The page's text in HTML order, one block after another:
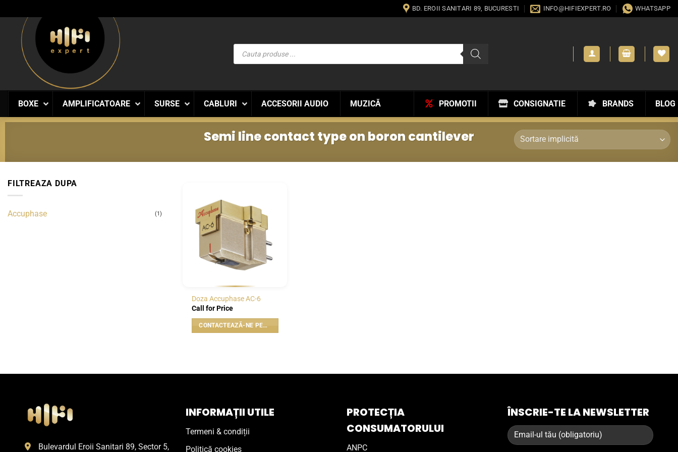
to
content
BD. EROII SANITARI 89, BUCURESTI INFO@HIFIEXPERT.RO WHATSAPP
Products
search
BOXE AMPLIFICATOARE SURSE CABLURI ACCESORII AUDIO MUZICĂ BLOG
BRANDS
CONSIGNATIE
PROMOTII
Semi line contact type on boron cantilever
FILTREAZA DUPA
Accuphase (1) WISHLIST
Doza Accuphase AC-6
Call for Price
CONTACTEAZĂ-NE PENTRU PREȚ
Bulevardul Eroii Sanitari 89, Sector 5,
INFORMAȚII UTILE
Termeni & condiții
Politică cookies
PROTECȚIA
CONSUMATORULUI
ANPC
ÎNSCRIE-TE LA NEWSLETTER